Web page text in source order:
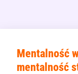
Mentalność
mentalność